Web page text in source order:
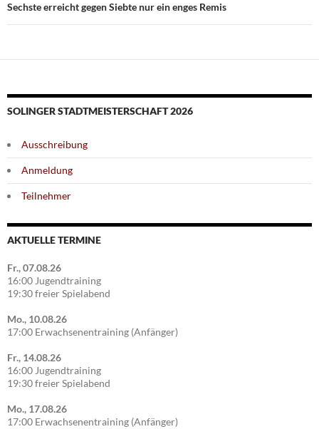
Sechste erreicht gegen Siebte nur ein enges Remis
SOLINGER STADTMEISTERSCHAFT 2026
Ausschreibung
Anmeldung
Teilnehmer
AKTUELLE TERMINE
Fr., 07.08.26
16:00 Jugendtraining
19:30 freier Spielabend
Mo., 10.08.26
17:00 Erwachsenentraining (Anfänger)
Fr., 14.08.26
16:00 Jugendtraining
19:30 freier Spielabend
Mo., 17.08.26
17:00 Erwachsenentraining (Anfänger)